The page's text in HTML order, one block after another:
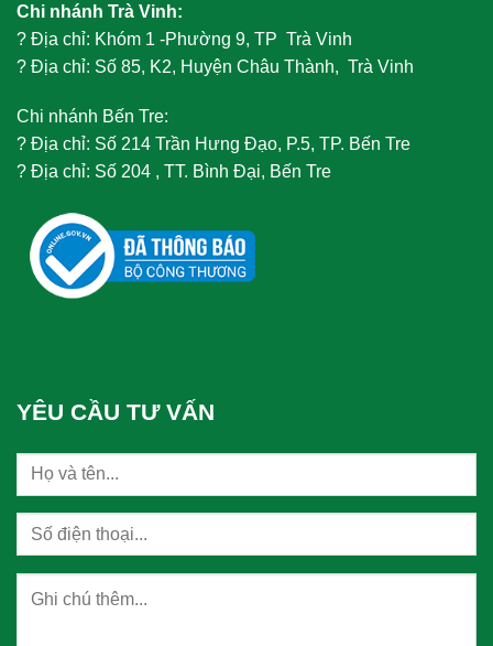
Chi nhánh Trà Vinh:
? Địa chỉ: Khóm 1 -Phường 9, TP Trà Vinh
? Địa chỉ: Số 85, K2, Huyện Châu Thành, Trà Vinh
Chi nhánh Bến Tre:
? Địa chỉ: Số 214 Trần Hưng Đạo, P.5, TP. Bến Tre
? Địa chỉ: Số 204 , TT. Bình Đại, Bến Tre
YÊU CẦU TƯ VẤN